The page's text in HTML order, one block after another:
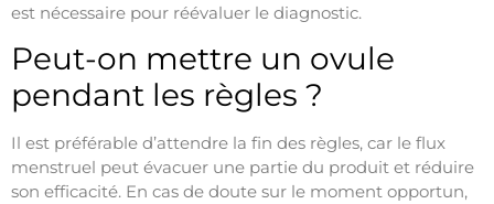
est nécessaire pour réévaluer le diagnostic.
Peut-on mettre un ovule
pendant les règles ?
Il est préférable d’attendre la fin des règles, car le flux
menstruel peut évacuer une partie du produit et réduire
son efficacité. En cas de doute sur le moment opportun,